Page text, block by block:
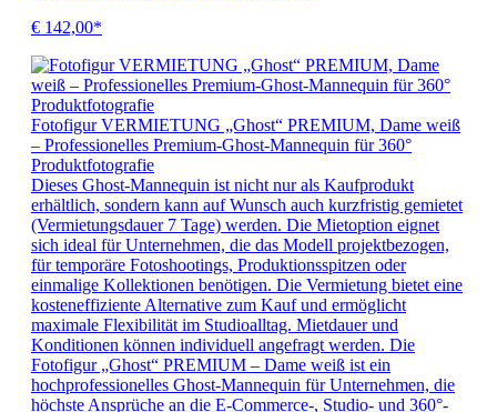
€ 142,00*
Fotofigur VERMIETUNG „Ghost“ PREMIUM, Dame weiß
– Professionelles Premium-Ghost-Mannequin für 360°
Produktfotografie
Dieses Ghost-Mannequin ist nicht nur als Kaufprodukt
erhältlich, sondern kann auf Wunsch auch kurzfristig gemietet
(Vermietungsdauer 7 Tage) werden. Die Mietoption eignet
sich ideal für Unternehmen, die das Modell projektbezogen,
für temporäre Fotoshootings, Produktionsspitzen oder
einmalige Kollektionen benötigen. Die Vermietung bietet eine
kosteneffiziente Alternative zum Kauf und ermöglicht
maximale Flexibilität im Studioalltag. Mietdauer und
Konditionen können individuell angefragt werden. Die
Fotofigur „Ghost“ PREMIUM – Dame weiß ist ein
hochprofessionelles Ghost-Mannequin für Unternehmen, die
höchste Ansprüche an die E-Commerce-, Studio- und 360°-